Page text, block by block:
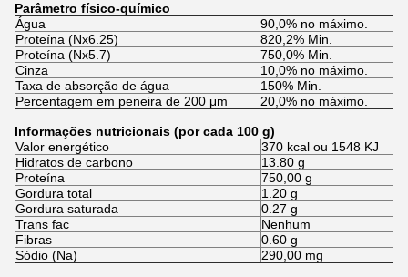
Parâmetro físico-químico
Água
90,0% no máximo.
Proteína (Nx6.25)
820,2% Min.
Proteína (Nx5.7)
750,0% Min.
Cinza
10,0% no máximo.
Taxa de absorção de água
150% Min.
Percentagem em peneira de 200 μm
20,0% no máximo.
Informações nutricionais (por cada 100 g)
Valor energético
370 kcal ou 1548 KJ
Hidratos de carbono
13.80 g
Proteína
750,00 g
Gordura total
1.20 g
Gordura saturada
0.27 g
Trans fac
Nenhum
Fibras
0.60 g
Sódio (Na)
290,00 mg